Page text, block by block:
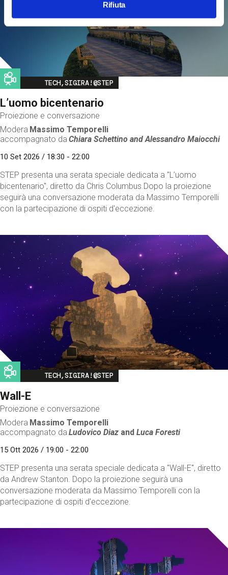
Rifiuta
Image
TECH,SIGIRA!@STEP
L’uomo bicentenario
Proiezione e conversazione
Modera Massimo Temporelli
accompagnato da Chiara Schettino andAlessandro Maiocchi
10 Set 2026 / 18:30 - 22:00
STEP presenta una serata speciale dedicata a "L’uomo
bicentenario", diretto da Chris Columbus.Dopo la proiezione
seguirà una conversazione moderata da Massimo Temporelli
con la partecipazione di ospiti d'eccezione.
Image
TECH,SIGIRA!@STEP
Wall-E
Proiezione e conversazione
Modera Massimo Temporelli
accompagnato da Ludovico Diaz andLuca Foresti
15 Ott 2026 / 19:00 - 22:00
STEP presenta una serata speciale dedicata a "Wall-E", diretto
da Andrew Stanton. Dopo la proiezione seguirà una
conversazione moderata da Massimo Temporelli con la
partecipazione di ospiti d'eccezione.